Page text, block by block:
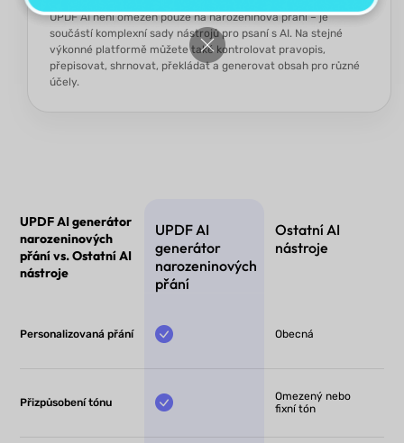
UPDF AI není omezen pouze na narozeninová přání – je
součástí komplexní sady nástrojů pro psaní s AI. Na stejné
výkonné platformě můžete také kontrolovat pravopis,
přepisovat, shrnovat, překládat a generovat obsah pro různé
účely.
UPDF AI generátor
narozeninových
přání vs. Ostatní AI
nástroje
UPDF AI
generátor
narozeninových
přání
Ostatní AI
nástroje
Personalizovaná přání Obecná
Přizpůsobení tónu
Omezený nebo
fixní tón